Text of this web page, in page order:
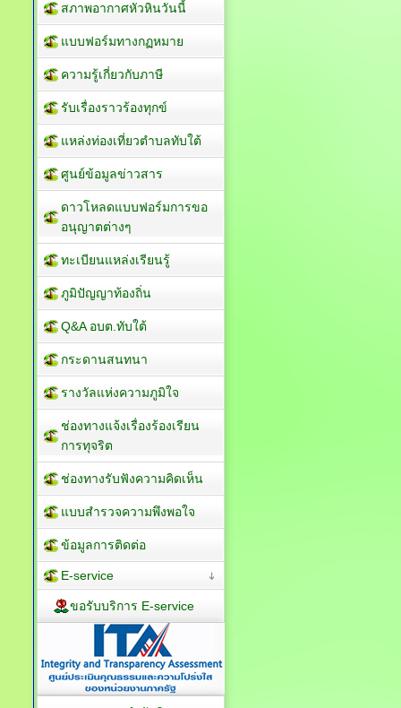
สภาพอากาศหัวหินวันนี้
แบบฟอร์มทางกฏหมาย
ความรู้เกี่ยวกับภาษี
รับเรื่องราวร้องทุกข์
แหล่งท่องเที่ยวตำบลทับใต้
ศูนย์ข้อมูลข่าวสาร
ดาวโหลดแบบฟอร์มการขอ
อนุญาตต่างๆ
ทะเบียนแหล่งเรียนรู้
ภูมิปัญญาท้องถิ่น
Q&A อบต.ทับใต้
กระดานสนทนา
รางวัลแห่งความภูมิใจ
ช่องทางแจ้งเรื่องร้องเรียน
การทุจริต
ช่องทางรับฟังความคิดเห็น
แบบสำรวจความพึงพอใจ
ข้อมูลการติดต่อ
E-service
ขอรับบริการ E-service